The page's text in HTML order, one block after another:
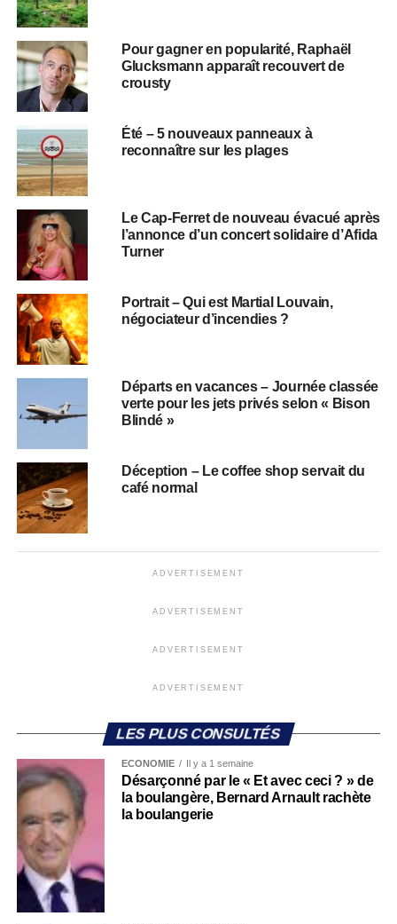
Pour gagner en popularité, Raphaël
Glucksmann apparaît recouvert de
crousty
Été – 5 nouveaux panneaux à
reconnaître sur les plages
Le Cap-Ferret de nouveau évacué après
l’annonce d’un concert solidaire d’Afida
Turner
Portrait – Qui est Martial Louvain,
négociateur d’incendies ?
Départs en vacances – Journée classée
verte pour les jets privés selon « Bison
Blindé »
Déception – Le coffee shop servait du
café normal
ADVERTISEMENT
ADVERTISEMENT
ADVERTISEMENT
ADVERTISEMENT
LES PLUS CONSULTÉS
ECONOMIE Il y a 1 semaine
Désarçonné par le « Et avec ceci ? » de
la boulangère, Bernard Arnault rachète
la boulangerie